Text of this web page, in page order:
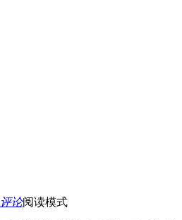
评论阅读模式